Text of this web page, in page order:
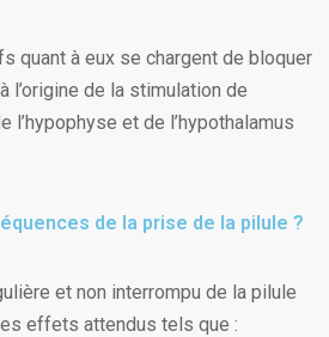
quant à eux se chargent de bloquer
l’origine de la stimulation de
l’hypophyse et de l’hypothalamus
de la prise de la pilule ?
et non interrompu de la pilule
effets attendus tels que :